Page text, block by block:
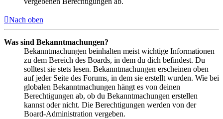
Nach oben
Was sind Bekanntmachungen?
Bekanntmachungen beinhalten meist wichtige Informationen
zu dem Bereich des Boards, in dem du dich befindest. Du
solltest sie stets lesen. Bekanntmachungen erscheinen oben
auf jeder Seite des Forums, in dem sie erstellt wurden. Wie bei
globalen Bekanntmachungen hängt es von deinen
Berechtigungen ab, ob du Bekanntmachungen erstellen
kannst oder nicht. Die Berechtigungen werden von der
Board-Administration vergeben.